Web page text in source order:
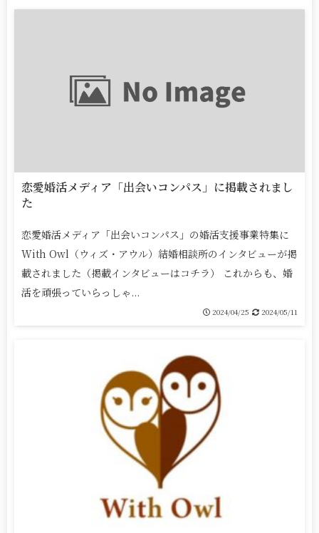
恋愛婚活メディア「出会いコンパス」に掲載されまし
た
恋愛婚活メディア「出会いコンパス」の婚活支援事業特集に
With Owl（ウィズ・アウル）結婚相談所のインタビューが掲
載されました（掲載インタビューはコチラ） これからも、婚
活を頑張っていらっしゃ...
2024/04/25 2024/05/11